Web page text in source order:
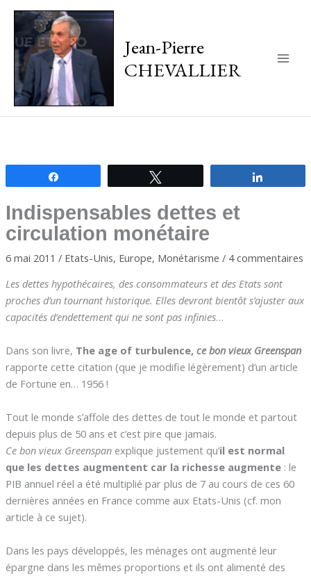
Jean-Pierre
CHEVALLIER
Indispensables dettes et
circulation monétaire
6 mai 2011 / Etats-Unis, Europe, Monétarisme / 4 commentaires
Les dettes hypothécaires, des consommateurs et des Etats sont
proches d’un tournant historique. Elles devront bientôt s’ajuster aux
capacités d’endettement qui ne sont pas infinies…
Dans son livre, The age of turbulence, ce bon vieux Greenspan
rapporte cette citation (que je modifie légèrement) d’un article
de Fortune en… 1956 !
Tout le monde s’affole des dettes de tout le monde et partout
depuis plus de 50 ans et c’est pire que jamais.
Ce bon vieux Greenspanexplique justement qu’il est normal
que les dettes augmentent car la richesse augmente: le
PIB annuel réel a été multiplié par plus de 7 au cours de ces 60
dernières années en France comme aux Etats-Unis (cf. mon
article à ce sujet).
Dans les pays développés, les ménages ont augmenté leur
épargne dans les mêmes proportions et ils ont alimenté des